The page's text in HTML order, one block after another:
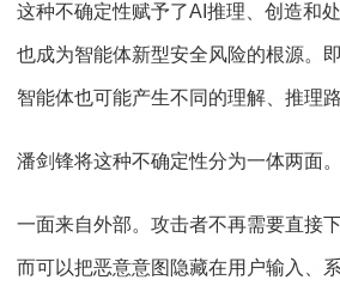
这种不确定性赋予了AI推理、创造和
也成为智能体新型安全风险的根源。
智能体也可能产生不同的理解、推理
潘剑锋将这种不确定性分为一体两面。
一面来自外部。攻击者不再需要直接
而可以把恶意意图隐藏在用户输入、